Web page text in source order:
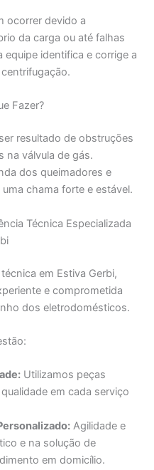
ocorrer devido a
da carga ou até falhas
identifica e corrige a
Fazer?
resultado de obstruções
na válvula de gás.
dos queimadores e
chama forte e estável.
Técnica Especializada
em Estiva Gerbi,
e comprometida
dos eletrodomésticos.
Utilizamos peças
em cada serviço
Agilidade e
e na solução de
em domicílio.